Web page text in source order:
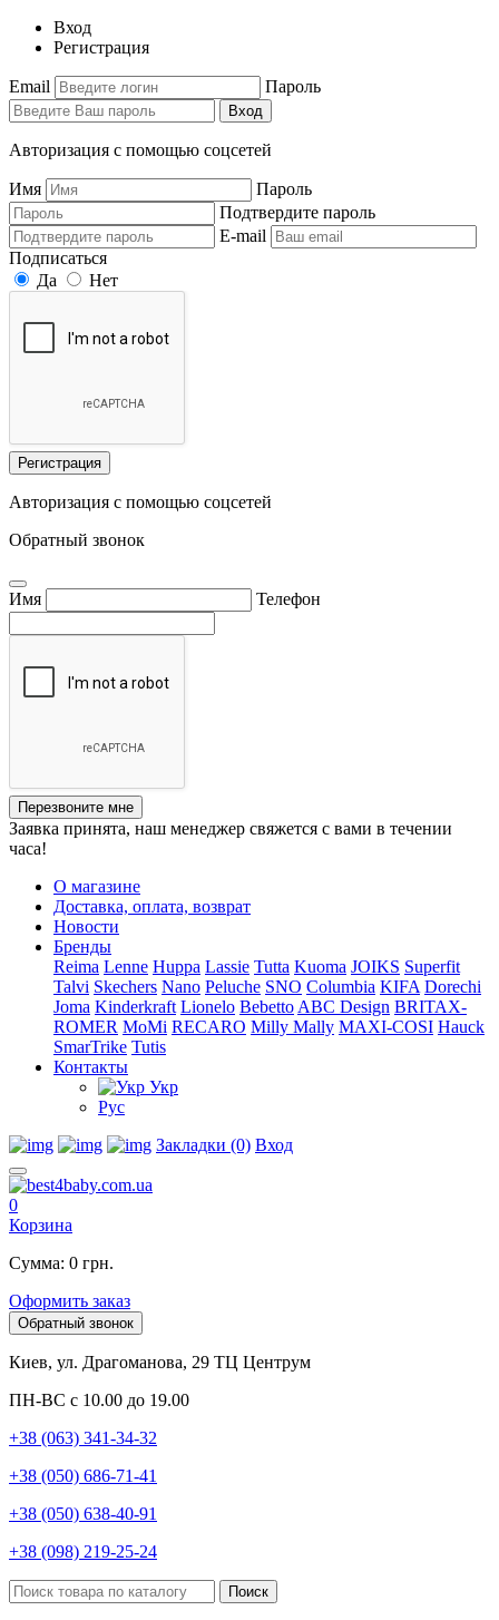
Вход
Регистрация
Email Пароль
Вход
Авторизация с помощью соцсетей
Имя
Пароль
Подтвердите пароль
E-mail
Подписаться
Да
Нет
Регистрация
Авторизация с помощью соцсетей
Обратный звонок
Имя Телефон
Перезвоните мне
Заявка принята, наш менеджер свяжется с вами в течении
часа!
О магазине
Доставка, оплата, возврат
Новости
Бренды
Reima Lenne Huppa Lassie Tutta Kuoma JOIKS Superfit
Talvi Skechers Nano Peluche SNO Columbia KIFA Dorechi
Joma Kinderkraft Lionelo Bebetto ABC Design BRITAX-
ROMER MoMi RECARO Milly Mally MAXI-COSI Hauck
SmarTrike Tutis
Контакты
Укр
Рус
Закладки (0) Вход
0
Корзина
Сумма: 0 грн.
Оформить заказ
Обратный звонок
Киев, ул. Драгоманова, 29 ТЦ Центрум
ПН-ВС с 10.00 до 19.00
+38 (063) 341-34-32
+38 (050) 686-71-41
+38 (050) 638-40-91
+38 (098) 219-25-24
Поиск